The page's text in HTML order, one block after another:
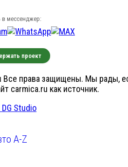
в мессенджер:
проект
права защищены. Мы рады,
carmica.ru как источник.
DG Studio
A-Z